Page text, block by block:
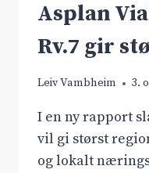
Asplan
Rv.7 gir
Leiv Vambheim 3.
I en ny rapport
vil gi størst
og lokalt